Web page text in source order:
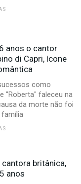
anos o cantor
di Capri, ícone
como
"Roberta" faleceu na
da morte não foi
família
cantora britânica,
anos